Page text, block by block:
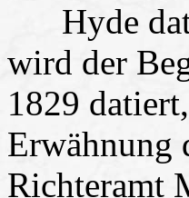
Hyde
wird der
1829
Erwähnung
Richteramt